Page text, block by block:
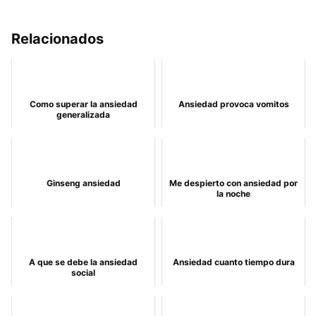
Relacionados
Como superar la ansiedad
generalizada
Ansiedad provoca vomitos
Ginseng ansiedad
Me despierto con ansiedad por
la noche
A que se debe la ansiedad
social
Ansiedad cuanto tiempo dura